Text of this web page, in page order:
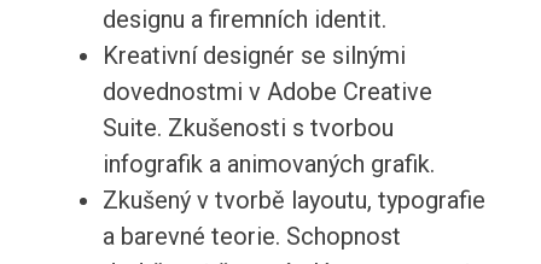
designu a firemních identit.
Kreativní designér se silnými
dovednostmi v Adobe Creative
Suite. Zkušenosti s tvorbou
infografik a animovaných grafik.
Zkušený v tvorbě layoutu, typografie
a barevné teorie. Schopnost